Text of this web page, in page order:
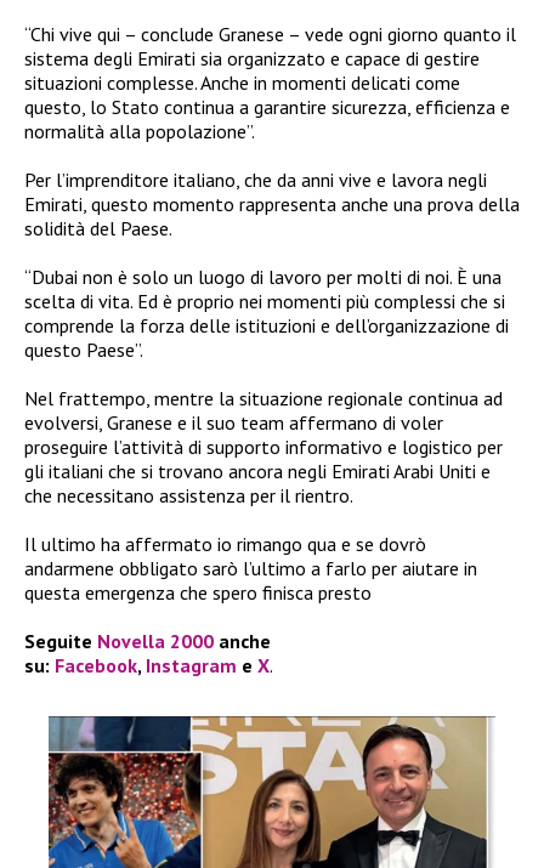
“Chi vive qui – conclude Granese – vede ogni giorno quanto il
sistema degli Emirati sia organizzato e capace di gestire
situazioni complesse. Anche in momenti delicati come
questo, lo Stato continua a garantire sicurezza, efficienza e
normalità alla popolazione”.
Per l’imprenditore italiano, che da anni vive e lavora negli
Emirati, questo momento rappresenta anche una prova della
solidità del Paese.
“Dubai non è solo un luogo di lavoro per molti di noi. È una
scelta di vita. Ed è proprio nei momenti più complessi che si
comprende la forza delle istituzioni e dell’organizzazione di
questo Paese”.
Nel frattempo, mentre la situazione regionale continua ad
evolversi, Granese e il suo team affermano di voler
proseguire l’attività di supporto informativo e logistico per
gli italiani che si trovano ancora negli Emirati Arabi Uniti e
che necessitano assistenza per il rientro.
Il ultimo ha affermato io rimango qua e se dovrò
andarmene obbligato sarò l’ultimo a farlo per aiutare in
questa emergenza che spero finisca presto
Seguite Novella 2000 anche
su: Facebook, Instagram e X.